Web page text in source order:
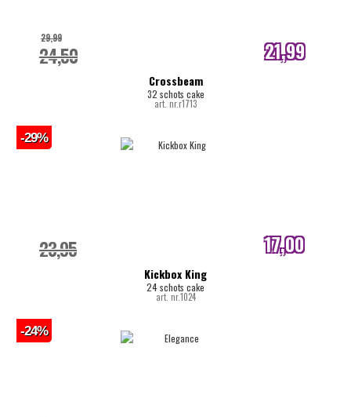
Crossbeam
32 schots cake
art. nr.r1713
24,50
29,99 21,99
internetprijs
Kickbox King
24 schots cake
art. nr.1024
23,95 17,00
internetprijs
-29%
-24%